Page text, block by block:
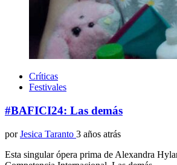
Críticas
Festivales
#BAFICI24: Las demás
por Jesica Taranto 3 años atrás
Esta singular ópera prima de Alexandra